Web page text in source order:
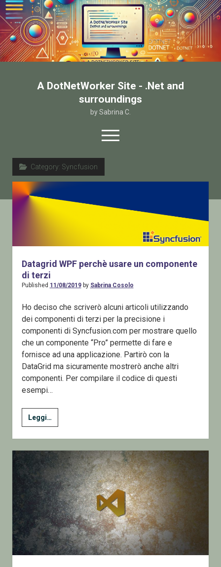
A DotNetWorker Site - .Net and
surroundings
by Sabrina C.
open
menu
twitter
Chi sono
Category: Syncfusion
Datagrid WPF perchè usare un componente
di terzi
Published 11/08/2019by Sabrina Cosolo
Ho deciso che scriverò alcuni articoli utilizzando
dei componenti di terzi per la precisione i
componenti di Syncfusion.com per mostrare quello
che un componente “Pro” permette di fare e
fornisce ad una applicazione. Partirò con la
DataGrid ma sicuramente mostrerò anche altri
componenti. Per compilare il codice di questi
esempi…
Leggi…
WPF
perchè
usare
un
componente
di
terzi